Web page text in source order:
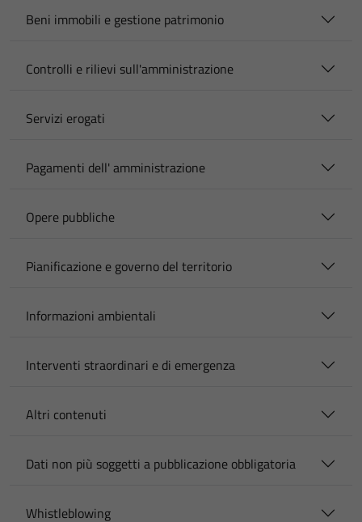
Beni immobili e gestione patrimonio
Controlli e rilievi sull'amministrazione
Servizi erogati
Pagamenti dell' amministrazione
Opere pubbliche
Pianificazione e governo del territorio
Informazioni ambientali
Interventi straordinari e di emergenza
Altri contenuti
Dati non più soggetti a pubblicazione obbligatoria
Whistleblowing